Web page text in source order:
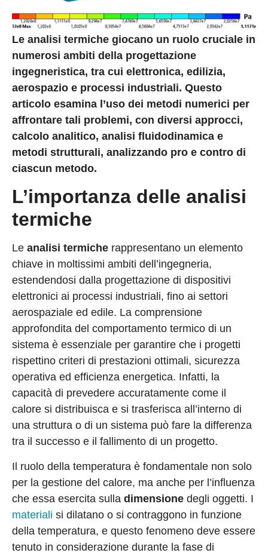
Le analisi termiche giocano un ruolo cruciale in
numerosi ambiti della progettazione
ingegneristica, tra cui elettronica, edilizia,
aerospazio e processi industriali. Questo
articolo esamina l’uso dei metodi numerici per
affrontare tali problemi, con diversi approcci,
calcolo analitico, analisi fluidodinamica e
metodi strutturali, analizzando pro e contro di
ciascun metodo.
L’importanza delle analisi
termiche
Le analisi termiche rappresentano un elemento
chiave in moltissimi ambiti dell’ingegneria,
estendendosi dalla progettazione di dispositivi
elettronici ai processi industriali, fino ai settori
aerospaziale ed edile. La comprensione
approfondita del comportamento termico di un
sistema è essenziale per garantire che i progetti
rispettino criteri di prestazioni ottimali, sicurezza
operativa ed efficienza energetica. Infatti, la
capacità di prevedere accuratamente come il
calore si distribuisca e si trasferisca all’interno di
una struttura o di un sistema può fare la differenza
tra il successo e il fallimento di un progetto.
Il ruolo della temperatura è fondamentale non solo
per la gestione del calore, ma anche per l’influenza
che essa esercita sulla dimensione degli oggetti. I
materiali si dilatano o si contraggono in funzione
della temperatura, e questo fenomeno deve essere
tenuto in considerazione durante la fase di